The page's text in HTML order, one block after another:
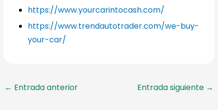
https://www.yourcarintocash.com/
https://www.trendautotrader.com/we-buy-
your-car/
← Entrada anterior Entrada siguiente →